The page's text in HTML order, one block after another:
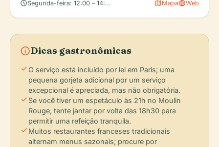
scheduleSegunda-feira: 12:00 – 14:00, 18:30 – 22:15, Terça-feira: 12:00
mapMapalanguageWeb
infoDicas gastronômicas
check O serviço está incluído por lei em Paris; uma
pequena gorjeta adicional por um serviço
excepcional é apreciada, mas não obrigatória.
check Se você tiver um espetáculo às 21h no Moulin
Rouge, tente jantar por volta das 18h30 para
permitir uma refeição tranquila.
check Muitos restaurantes franceses tradicionais
alternam menus sazonais; procure por